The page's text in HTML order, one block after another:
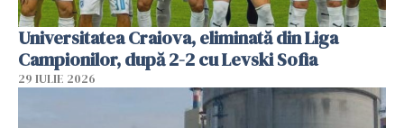
Universitatea Craiova, eliminată din Liga
Campionilor, după 2-2 cu Levski Sofia
29 IULIE 2026